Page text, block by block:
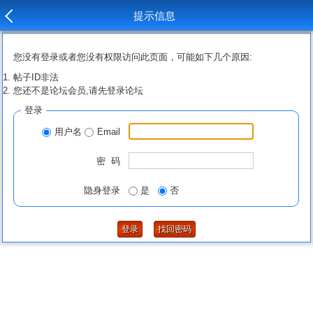
提示信息
您没有登录或者您没有权限访问此页面，可能如下几个原因:
帖子ID非法
您还不是论坛会员,请先登录论坛
登录
用户名 Email
密 码
隐身登录 是 否